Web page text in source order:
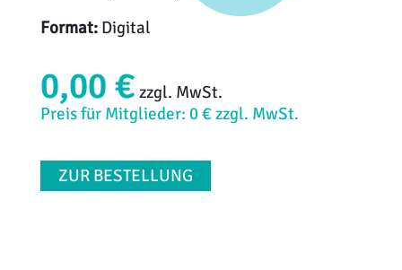
Format:Digital
0,00 € zzgl. MwSt.
Preis für Mitglieder: 0 € zzgl. MwSt.
ZUR BESTELLUNG
Ladenplanung + Einrichtung
Marketing
Payment